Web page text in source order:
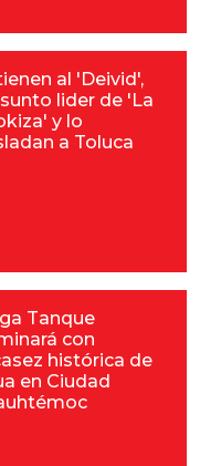
al 'Deivid',
lider de 'La
y lo
a Toluca
Tanque
con
histórica de
en Ciudad